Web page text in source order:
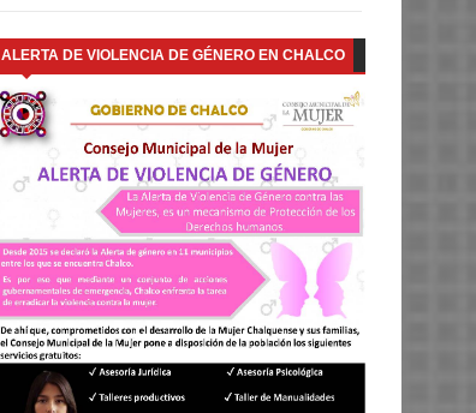
ALERTA DE VIOLENCIA DE GÉNERO EN CHALCO